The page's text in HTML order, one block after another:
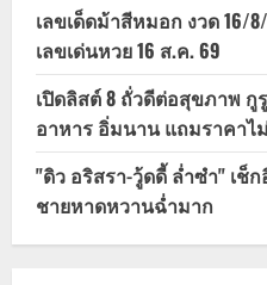
เลขเด็ดม้าสีหมอก งวด 16/
เลขเด่นหวย 16 ส.ค. 69
เปิดลิสต์ 8 ถั่วดีต่อสุขภาพ กู
อาหาร อิ่มนาน แถมราคาไ
"ดิว อริสรา-วู้ดดี้ ล่ำซำ" เช็
ชายหาดหวานฉ่ำมาก